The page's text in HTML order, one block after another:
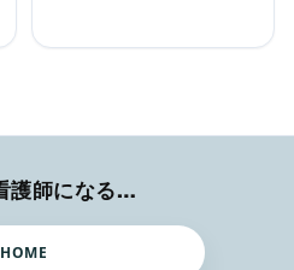
【完全ガイド】看護師になるまでのステップ＆スケジュール
HOME